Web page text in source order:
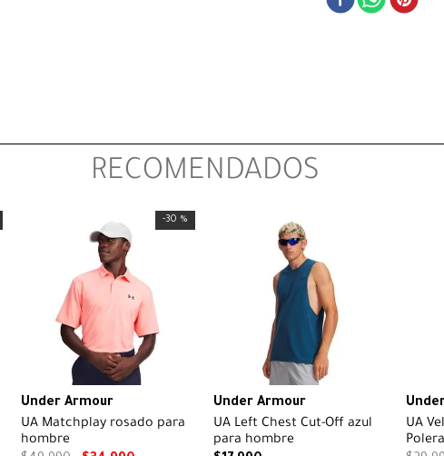
RECOMENDADOS
-30 %
Under Armour
UA Matchplay rosado para
hombre
Under Armour
UA Left Chest Cut-Off azul
para hombre
UA